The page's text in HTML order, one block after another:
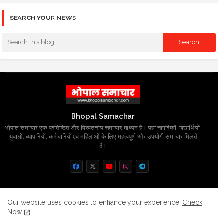
SEARCH YOUR NEWS
Bhopal Samachar
भोपाल समाचार एक प्रतिष्ठित और विश्वसनीय समाचार माध्यम है। यहां नागरिकों, विद्यार्थियों,
युवाओं, व्यापारियों, कर्मचारियों एवं महिलाओं के लिए महत्वपूर्ण और उपयोगी समाचार मिलते
हैं।
Home About Contact us
Privacy Policy
Our website uses cookies to enhance your experience. Check
Now